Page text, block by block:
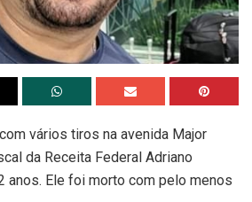
vários tiros na avenida Major
da Receita Federal Adriano
anos. Ele foi morto com pelo menos